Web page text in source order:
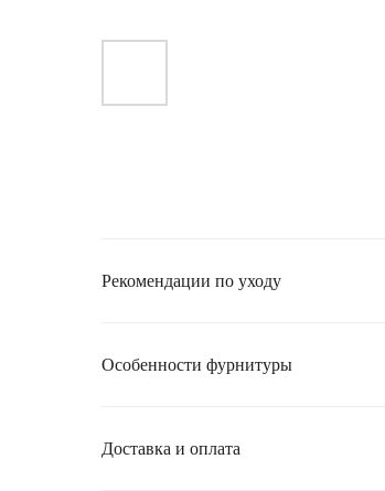
Рекомендации по уходу
Особенности фурнитуры
Доставка и оплата